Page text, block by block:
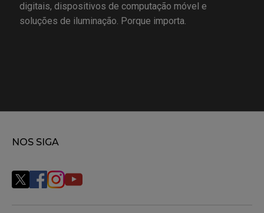
digitais, dispositivos de computação móvel e
soluções de iluminação. Porque importa.
NOS SIGA